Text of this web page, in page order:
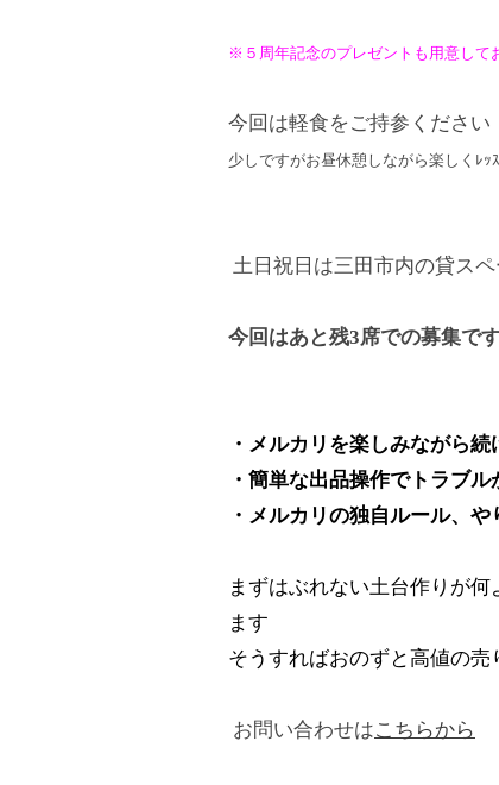
※５周年記念のプレゼントも用意して
今回は軽食をご持参ください
少しですがお昼休憩しながら楽しくﾚｯ
土日祝日は三田市内の貸ス
今回はあと残3席での募集で
・メルカリを楽しみながら続
・簡単な出品操作でトラブ
・メルカリの独自ルール、
まずはぶれない土台作りが
ます
そうすればおのずと高値の
お問い合わせはこちらから